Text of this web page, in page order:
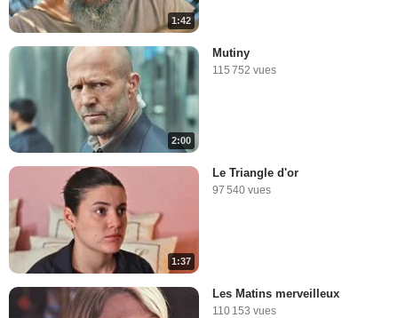
1:42
2:00
Mutiny
115 752 vues
1:37
Le Triangle d'or
97 540 vues
Les Matins merveilleux
110 153 vues